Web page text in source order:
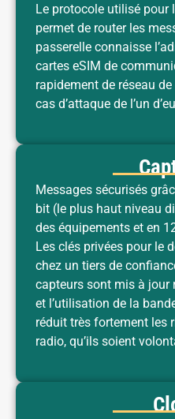
Le protocole utilisé pour
permet de router les
passerelle connaisse
cartes eSIM de
rapidement de réseau
cas d’attaque de l’un
Messages sécurisés
bit (le plus haut niveau
des équipements et en
Les clés privées pour le
chez un tiers de
capteurs sont mis à jour
et l’utilisation de la
réduit très fortement les
radio, qu’ils soient